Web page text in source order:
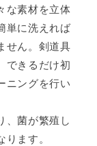
な素材を立体
単に洗えれば
せん。剣道具
できるだけ初
ニングを行い
、菌が繁殖し
ます。